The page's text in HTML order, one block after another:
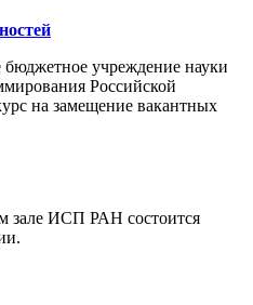
бюджетное учреждение науки
Российской
на замещение вакантных
зале ИСП РАН состоится